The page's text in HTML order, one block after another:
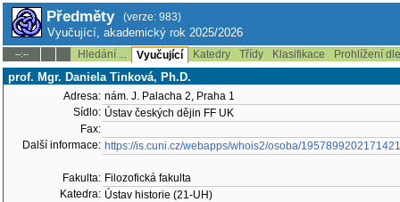
Předměty (verze: 983)
Vyučující, akademický rok 2025/2026
--:-- Hledání ... Vyučující Katedry Třídy Klasifikace Prohlížení
prof. Mgr. Daniela Tinková, Ph.D.
Adresa: nám. J. Palacha 2, Praha 1
Sídlo: Ústav českých dějin FF UK
Fax:
Další informace: https://is.cuni.cz/webapps/whois2/osoba/1957899202171421
Fakulta: Filozofická fakulta
Katedra: Ústav historie (21-UH)